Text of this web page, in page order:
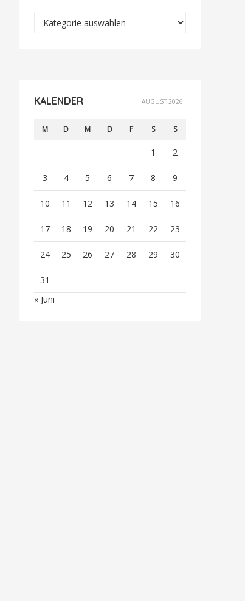
KALENDER AUGUST 2026
M D M D F S S
1 2
3 4 5 6 7 8 9
10 11 12 13 14 15 16
17 18 19 20 21 22 23
24 25 26 27 28 29 30
31
« Juni